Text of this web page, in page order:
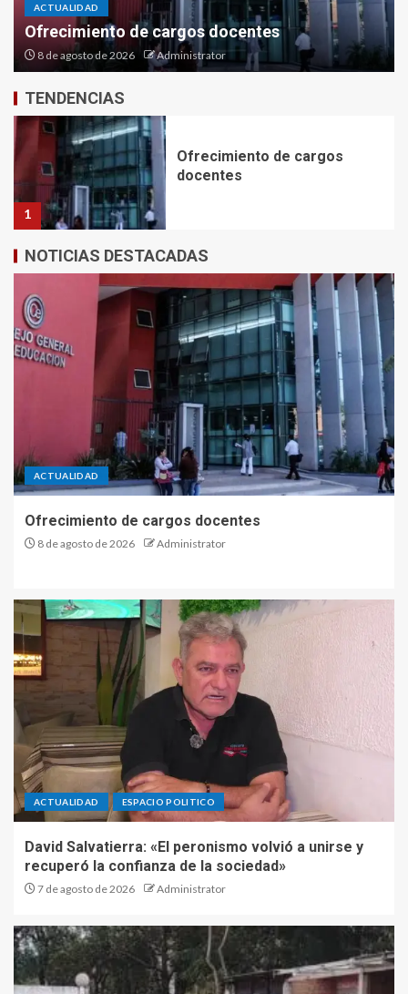
David Salvatierra: «El peronismo volvió a unirse
y recuperó la confianza de la sociedad»
7 de agosto de 2026 Administrator
TENDENCIAS
1
Ofrecimiento de cargos
docentes
2
peronismo volvió a unirse y
recuperó la confianza de la
3
Declaró el médico tucumano
acusado de asesinar a «Yoni»
Romano en Termas de Río
Hondo
4
Fiestas Patronales en honor
a San Cayetano: la comunidad
de Villa Nueva se prepara
para una jornada de fe,
trabajo y encuentro
Las Termas recibe una
histórica fecha internacional
Ofrecimiento de cargos
docentes
2
David Salvatierra: «El
peronismo volvió a unirse y
recuperó la confianza de la
sociedad»
3
Declaró el médico tucumano
Romano en Termas de Río
Hondo
NOTICIAS DESTACADAS
ACTUALIDAD
Ofrecimiento de cargos docentes
8 de agosto de 2026 Administrator
ACTUALIDAD ESPACIO POLITICO
David Salvatierra: «El peronismo volvió a unirse y
recuperó la confianza de la sociedad»
7 de agosto de 2026 Administrator